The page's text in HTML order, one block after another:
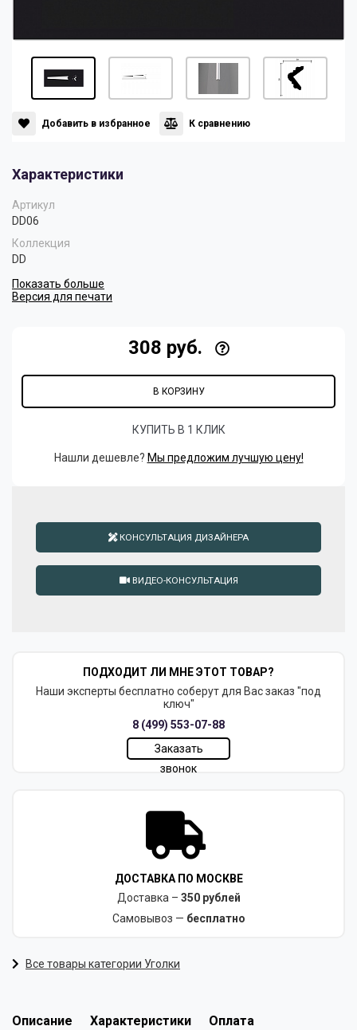
Пилястры
Плинтусы
Скрытое освещение
Нео Классика
Султан
Хай Тек
Цветные плинтусы
Добавить в избранное К сравнению
Характеристики
Артикул
DD06
Коллекция
DD
Показать больше
Версия для печати
308 руб.
В КОРЗИНУ
КУПИТЬ В 1 КЛИК
Нашли дешевле? Мы предложим лучшую цену!
КОНСУЛЬТАЦИЯ ДИЗАЙНЕРА
ВИДЕО-КОНСУЛЬТАЦИЯ
ПОДХОДИТ ЛИ МНЕ ЭТОТ ТОВАР?
Наши эксперты бесплатно соберут для Вас заказ "под
ключ"
8 (499) 553-07-88
Заказать
звонок
ДОСТАВКА ПО МОСКВЕ
Доставка – 350 рублей
Самовывоз — бесплатно
Все товары категории Уголки
Описание Характеристики Оплата